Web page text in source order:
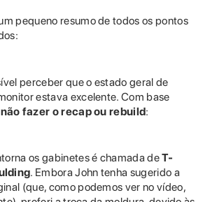
pequeno resumo de todos os pontos
perceber que o estado geral de
estava excelente. Com base
não fazer o recap ou rebuild:
os gabinetes é chamada deT-
. Embora John tenha sugerido a
(que, como podemos ver no vídeo,